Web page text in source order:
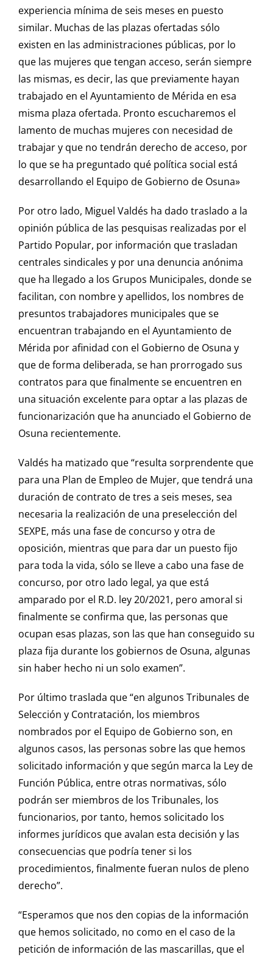
experiencia mínima de seis meses en puesto
similar. Muchas de las plazas ofertadas sólo
existen en las administraciones públicas, por lo
que las mujeres que tengan acceso, serán siempre
las mismas, es decir, las que previamente hayan
trabajado en el Ayuntamiento de Mérida en esa
misma plaza ofertada. Pronto escucharemos el
lamento de muchas mujeres con necesidad de
trabajar y que no tendrán derecho de acceso, por
lo que se ha preguntado qué política social está
desarrollando el Equipo de Gobierno de Osuna»
Por otro lado, Miguel Valdés ha dado traslado a la
opinión pública de las pesquisas realizadas por el
Partido Popular, por información que trasladan
centrales sindicales y por una denuncia anónima
que ha llegado a los Grupos Municipales, donde se
facilitan, con nombre y apellidos, los nombres de
presuntos trabajadores municipales que se
encuentran trabajando en el Ayuntamiento de
Mérida por afinidad con el Gobierno de Osuna y
que de forma deliberada, se han prorrogado sus
contratos para que finalmente se encuentren en
una situación excelente para optar a las plazas de
funcionarización que ha anunciado el Gobierno de
Osuna recientemente.
Valdés ha matizado que “resulta sorprendente que
para una Plan de Empleo de Mujer, que tendrá una
duración de contrato de tres a seis meses, sea
necesaria la realización de una preselección del
SEXPE, más una fase de concurso y otra de
oposición, mientras que para dar un puesto fijo
para toda la vida, sólo se lleve a cabo una fase de
concurso, por otro lado legal, ya que está
amparado por el R.D. ley 20/2021, pero amoral si
finalmente se confirma que, las personas que
ocupan esas plazas, son las que han conseguido su
plaza fija durante los gobiernos de Osuna, algunas
sin haber hecho ni un solo examen”.
Por último traslada que “en algunos Tribunales de
Selección y Contratación, los miembros
nombrados por el Equipo de Gobierno son, en
algunos casos, las personas sobre las que hemos
solicitado información y que según marca la Ley de
Función Pública, entre otras normativas, sólo
podrán ser miembros de los Tribunales, los
funcionarios, por tanto, hemos solicitado los
informes jurídicos que avalan esta decisión y las
consecuencias que podría tener si los
procedimientos, finalmente fueran nulos de pleno
derecho”.
“Esperamos que nos den copias de la información
que hemos solicitado, no como en el caso de la
petición de información de las mascarillas, que el